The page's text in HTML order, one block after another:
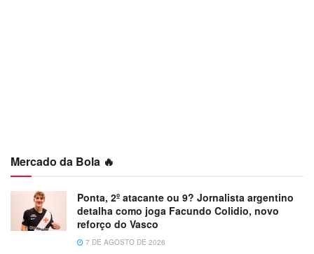
Mercado da Bola 🔥
Ponta, 2º atacante ou 9? Jornalista argentino
detalha como joga Facundo Colidio, novo
reforço do Vasco
7 DE AGOSTO DE 2026